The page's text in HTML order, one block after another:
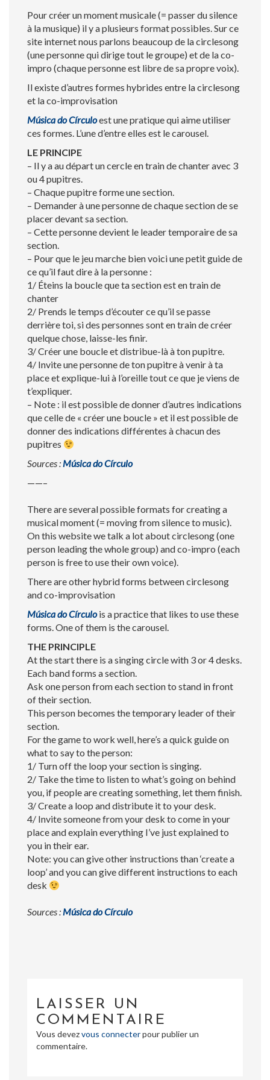
Pour créer un moment musicale (= passer du silence
à la musique) il y a plusieurs format possibles. Sur ce
site internet nous parlons beaucoup de la circlesong
(une personne qui dirige tout le groupe) et de la co-
impro (chaque personne est libre de sa propre voix).
Il existe d’autres formes hybrides entre la circlesong
et la co-improvisation
Música do Círculoest une pratique qui aime utiliser
ces formes. L’une d’entre elles est le carousel.
LE PRINCIPE
– Il y a au départ un cercle en train de chanter avec 3
ou 4 pupitres.
– Chaque pupitre forme une section.
– Demander à une personne de chaque section de se
placer devant sa section.
– Cette personne devient le leader temporaire de sa
section.
– Pour que le jeu marche bien voici une petit guide de
ce qu’il faut dire à la personne :
1/ Éteins la boucle que ta section est en train de
chanter
2/ Prends le temps d’écouter ce qu’il se passe
derrière toi, si des personnes sont en train de créer
quelque chose, laisse-les finir.
3/ Créer une boucle et distribue-là à ton pupitre.
4/ Invite une personne de ton pupitre à venir à ta
place et explique-lui à l’oreille tout ce que je viens de
t’expliquer.
– Note : il est possible de donner d’autres indications
que celle de « créer une boucle » et il est possible de
donner des indications différentes à chacun des
pupitres
Sources : Música do Círculo
——–
There are several possible formats for creating a
musical moment (= moving from silence to music).
On this website we talk a lot about circlesong (one
person leading the whole group) and co-impro (each
person is free to use their own voice).
There are other hybrid forms between circlesong
and co-improvisation
Música do Círculois a practice that likes to use these
forms. One of them is the carousel.
THE PRINCIPLE
At the start there is a singing circle with 3 or 4 desks.
Each band forms a section.
Ask one person from each section to stand in front
of their section.
This person becomes the temporary leader of their
section.
For the game to work well, here’s a quick guide on
what to say to the person:
1/ Turn off the loop your section is singing.
2/ Take the time to listen to what’s going on behind
you, if people are creating something, let them finish.
3/ Create a loop and distribute it to your desk.
4/ Invite someone from your desk to come in your
place and explain everything I’ve just explained to
you in their ear.
Note: you can give other instructions than ‘create a
loop’ and you can give different instructions to each
desk
Sources : Música do Círculo
LAISSER UN
COMMENTAIRE
Vous devezvous connecterpour publier un
commentaire.